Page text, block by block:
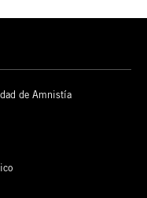
de Amnistía